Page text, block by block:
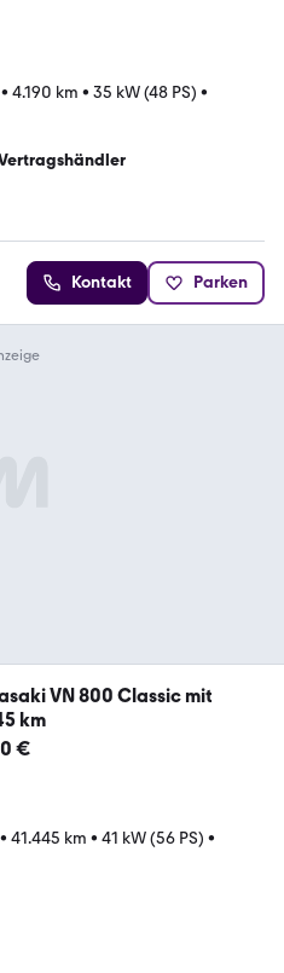
• 4.190 km • 35 kW (48 PS) •
Kontakt Parken
VN 800 Classic mit
km
€
• 41.445 km • 41 kW (56 PS) •